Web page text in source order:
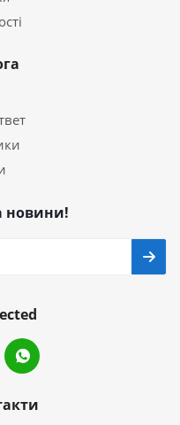
новини!